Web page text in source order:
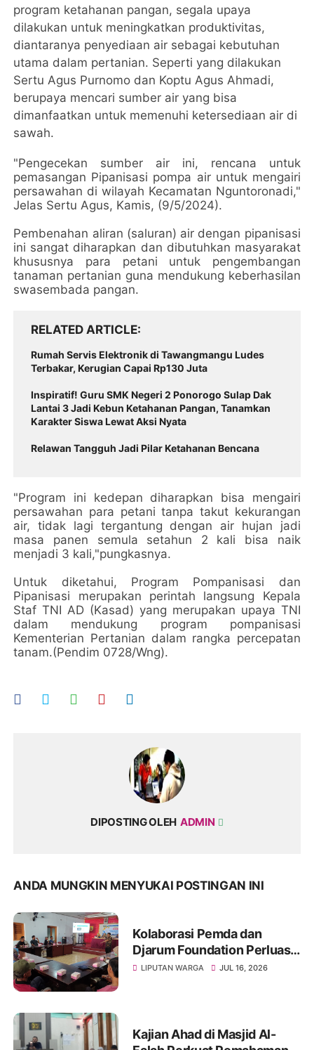
program ketahanan pangan, segala upaya
dilakukan untuk meningkatkan produktivitas,
diantaranya penyediaan air sebagai kebutuhan
utama dalam pertanian. Seperti yang dilakukan
Sertu Agus Purnomo dan Koptu Agus Ahmadi,
berupaya mencari sumber air yang bisa
dimanfaatkan untuk memenuhi ketersediaan air di
sawah.
"Pengecekan sumber air ini, rencana untuk
pemasangan Pipanisasi pompa air untuk mengairi
persawahan di wilayah Kecamatan Nguntoronadi,"
Jelas Sertu Agus, Kamis, (9/5/2024).
Pembenahan aliran (saluran) air dengan pipanisasi
ini sangat diharapkan dan dibutuhkan masyarakat
khususnya para petani untuk pengembangan
tanaman pertanian guna mendukung keberhasilan
swasembada pangan.
RELATED ARTICLE
Rumah Servis Elektronik di Tawangmangu Ludes
Terbakar, Kerugian Capai Rp130 Juta
Inspiratif! Guru SMK Negeri 2 Ponorogo Sulap Dak
Lantai 3 Jadi Kebun Ketahanan Pangan, Tanamkan
Karakter Siswa Lewat Aksi Nyata
Relawan Tangguh Jadi Pilar Ketahanan Bencana
"Program ini kedepan diharapkan bisa mengairi
persawahan para petani tanpa takut kekurangan
air, tidak lagi tergantung dengan air hujan jadi
masa panen semula setahun 2 kali bisa naik
menjadi 3 kali,"pungkasnya.
Untuk diketahui, Program Pompanisasi dan
Pipanisasi merupakan perintah langsung Kepala
Staf TNI AD (Kasad) yang merupakan upaya TNI
dalam mendukung program pompanisasi
Kementerian Pertanian dalam rangka percepatan
tanam.(Pendim 0728/Wng).
DIPOSTING OLEH ADMIN
ANDA MUNGKIN MENYUKAI POSTINGAN INI
Kolaborasi Pemda dan
Djarum Foundation Perluas
Akses Sanitasi Layak di
LIPUTAN WARGA JUL 16, 2026
Kajian Ahad di Masjid Al-